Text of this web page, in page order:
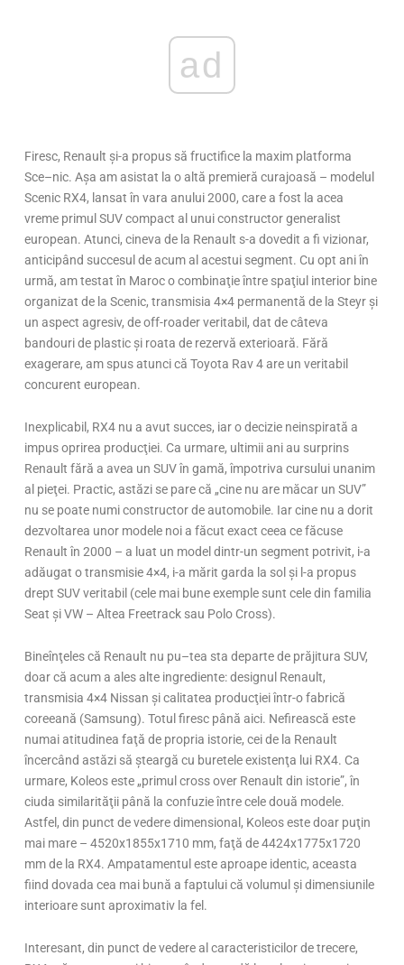
ad
Firesc, Renault şi-a propus să fructifice la maxim platforma
Sce–nic. Aşa am asistat la o altă premieră curajoasă – modelul
Scenic RX4, lansat în vara anului 2000, care a fost la acea
vreme primul SUV compact al unui constructor generalist
european. Atunci, cineva de la Renault s-a dovedit a fi vizionar,
anticipând succesul de acum al acestui segment. Cu opt ani în
urmă, am testat în Maroc o combinaţie între spaţiul interior bine
organizat de la Scenic, transmisia 4×4 permanentă de la Steyr şi
un aspect agresiv, de off-roader veritabil, dat de câteva
bandouri de plastic şi roata de rezervă exterioară. Fără
exagerare, am spus atunci că Toyota Rav 4 are un veritabil
concurent european.
Inexplicabil, RX4 nu a avut succes, iar o decizie neinspirată a
impus oprirea producţiei. Ca urmare, ultimii ani au surprins
Renault fără a avea un SUV în gamă, împotriva cursului unanim
al pieţei. Practic, astăzi se pare că „cine nu are măcar un SUV”
nu se poate numi constructor de automobile. Iar cine nu a dorit
dezvoltarea unor modele noi a făcut exact ceea ce făcuse
Renault în 2000 – a luat un model dintr-un segment potrivit, i-a
adăugat o transmisie 4×4, i-a mărit garda la sol şi l-a propus
drept SUV veritabil (cele mai bune exemple sunt cele din familia
Seat şi VW – Altea Freetrack sau Polo Cross).
Bineînţeles că Renault nu pu–tea sta departe de prăjitura SUV,
doar că acum a ales alte ingrediente: designul Renault,
transmisia 4×4 Nissan şi calitatea producţiei într-o fabrică
coreeană (Samsung). Totul firesc până aici. Nefirească este
numai atitudinea faţă de propria istorie, cei de la Renault
încercând astăzi să şteargă cu buretele existenţa lui RX4. Ca
urmare, Koleos este „primul cross over Renault din istorie”, în
ciuda similarităţii până la confuzie între cele două modele.
Astfel, din punct de vedere dimensional, Koleos este doar puţin
mai mare – 4520x1855x1710 mm, faţă de 4424x1775x1720
mm de la RX4. Ampatamentul este aproape identic, aceasta
fiind dovada cea mai bună a faptului că volumul şi dimensiunile
interioare sunt aproximativ la fel.
Interesant, din punct de vedere al caracteristicilor de trecere,